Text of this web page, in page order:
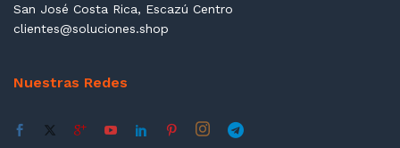
San José Costa Rica, Escazú Centro
clientes@soluciones.shop
Nuestras Redes